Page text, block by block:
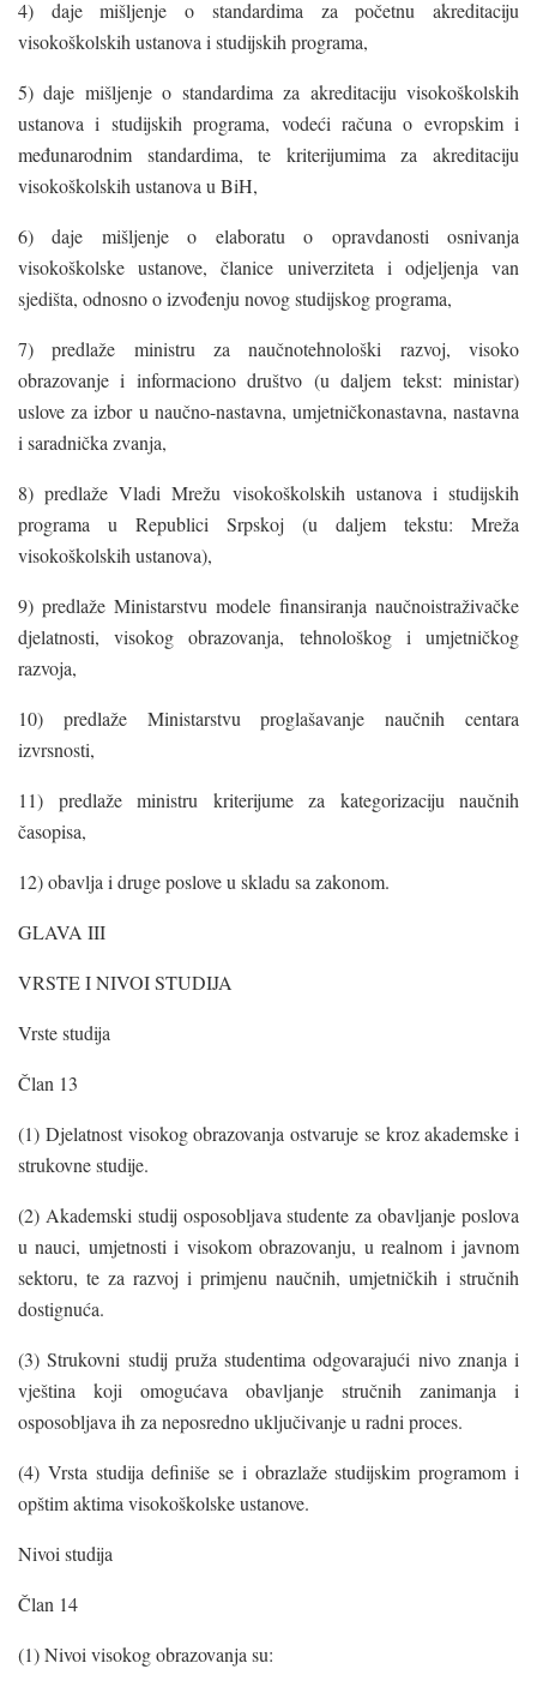
4) daje mišljenje o standardima za početnu akreditaciju
visokoškolskih ustanova i studijskih programa,
5) daje mišljenje o standardima za akreditaciju visokoškolskih
ustanova i studijskih programa, vodeći računa o evropskim i
međunarodnim standardima, te kriterijumima za akreditaciju
visokoškolskih ustanova u BiH,
6) daje mišljenje o elaboratu o opravdanosti osnivanja
visokoškolske ustanove, članice univerziteta i odjeljenja van
sjedišta, odnosno o izvođenju novog studijskog programa,
7) predlaže ministru za naučnotehnološki razvoj, visoko
obrazovanje i informaciono društvo (u daljem tekst: ministar)
uslove za izbor u naučno-nastavna, umjetničkonastavna, nastavna
i saradnička zvanja,
8) predlaže Vladi Mrežu visokoškolskih ustanova i studijskih
programa u Republici Srpskoj (u daljem tekstu: Mreža
visokoškolskih ustanova),
9) predlaže Ministarstvu modele finansiranja naučnoistraživačke
djelatnosti, visokog obrazovanja, tehnološkog i umjetničkog
razvoja,
10) predlaže Ministarstvu proglašavanje naučnih centara
izvrsnosti,
11) predlaže ministru kriterijume za kategorizaciju naučnih
časopisa,
12) obavlja i druge poslove u skladu sa zakonom.
GLAVA III
VRSTE I NIVOI STUDIJA
Vrste studija
Član 13
(1) Djelatnost visokog obrazovanja ostvaruje se kroz akademske i
strukovne studije.
(2) Akademski studij osposobljava studente za obavljanje poslova
u nauci, umjetnosti i visokom obrazovanju, u realnom i javnom
sektoru, te za razvoj i primjenu naučnih, umjetničkih i stručnih
dostignuća.
(3) Strukovni studij pruža studentima odgovarajući nivo znanja i
vještina koji omogućava obavljanje stručnih zanimanja i
osposobljava ih za neposredno uključivanje u radni proces.
(4) Vrsta studija definiše se i obrazlaže studijskim programom i
opštim aktima visokoškolske ustanove.
Nivoi studija
Član 14
(1) Nivoi visokog obrazovanja su: